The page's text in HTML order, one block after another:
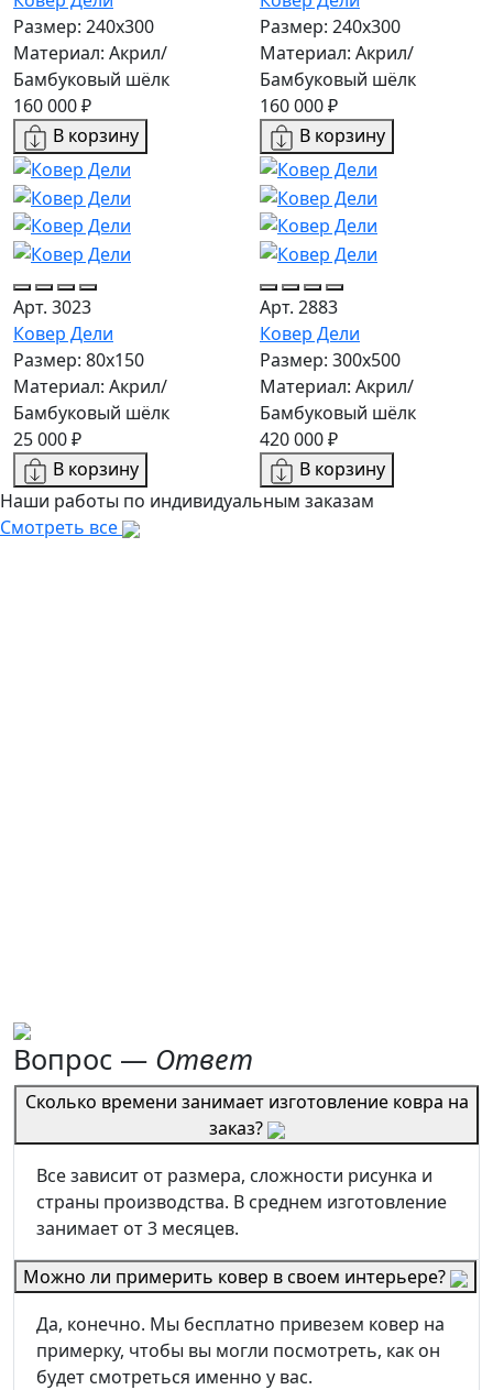
Размер: 240х300
Материал: Акрил/
Бамбуковый шёлк
160 000 ₽
В корзину
Размер: 240х300
Материал: Акрил/
Бамбуковый шёлк
160 000 ₽
В корзину
Арт. 3023
Ковер Дели
Размер: 80x150
Материал: Акрил/
Бамбуковый шёлк
25 000 ₽
В корзину
Арт. 2883
Ковер Дели
Размер: 300х500
Материал: Акрил/
Бамбуковый шёлк
420 000 ₽
В корзину
Наши работы по индивидуальным заказам
Смотреть все
Вопрос — Ответ
Сколько времени занимает изготовление ковра на
заказ?
Все зависит от размера, сложности рисунка и
страны производства. В среднем изготовление
занимает от 3 месяцев.
Можно ли примерить ковер в своем интерьере?
Да, конечно. Мы бесплатно привезем ковер на
примерку, чтобы вы могли посмотреть, как он
будет смотреться именно у вас.